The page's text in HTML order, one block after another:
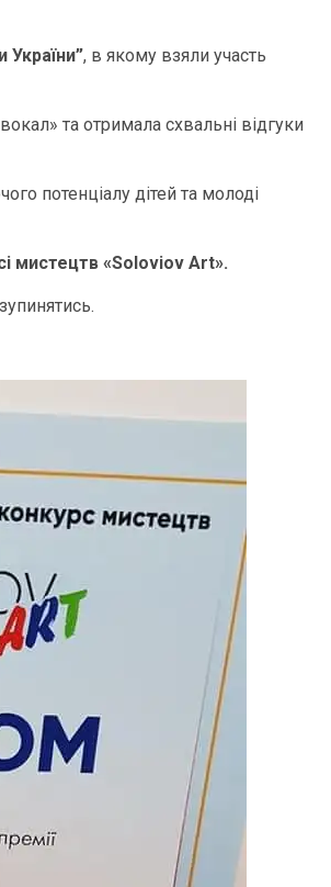
України”, в якому взяли участь
та отримала схвальні відгуки
потенціалу дітей та молоді
мистецтв «Soloviov Art».